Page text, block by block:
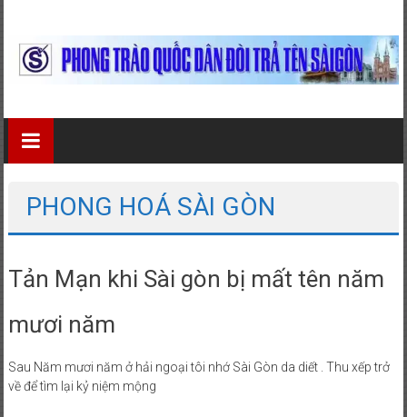
content
Phong
Trào
Dân
Trả
Tên
Sài
Gòn
PHONG HOÁ SÀI GÒN
Tản Mạn khi Sài gòn bị mất tên năm
mươi năm
Sau Năm mươi năm ở hải ngoại tôi nhớ Sài Gòn da diết . Thu xếp trở
về để tìm lại kỷ niệm mộng